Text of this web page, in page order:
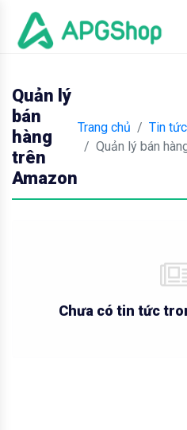
Quản lý
bán
hàng
trên
Amazon
Trang chủ
Tin tức
Quản lý bán
Chưa có tin tức